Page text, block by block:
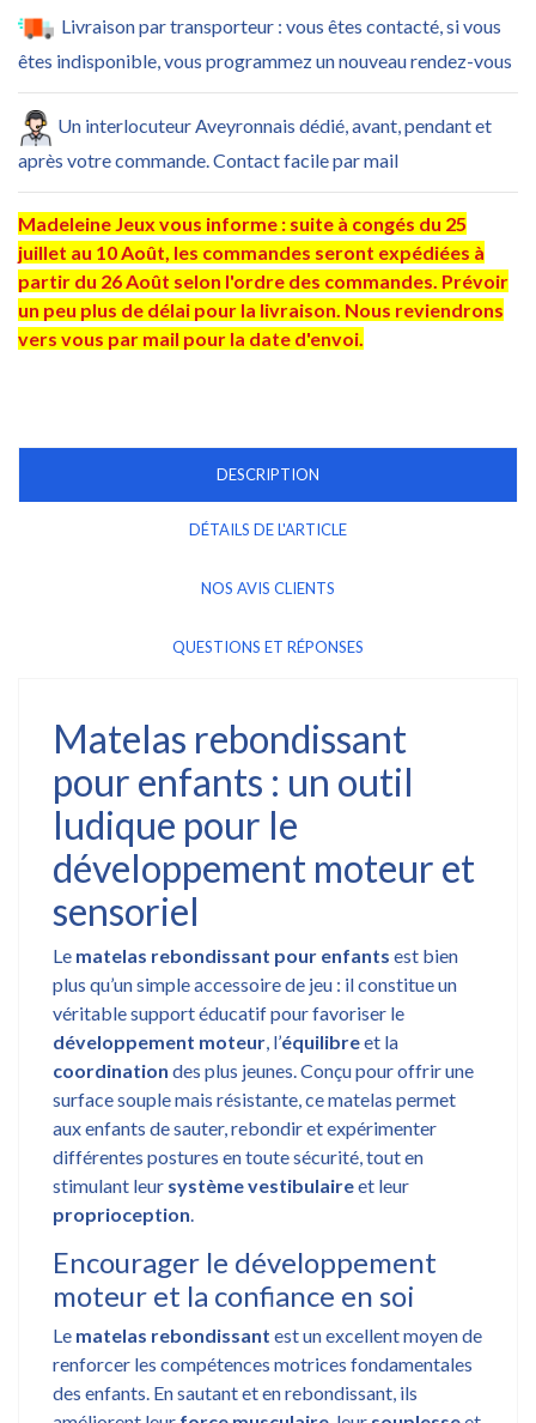
Livraison par transporteur : vous êtes contacté, si vous
êtes indisponible, vous programmez un nouveau rendez-vous
Un interlocuteur Aveyronnais dédié, avant, pendant et
après votre commande. Contact facile par mail
Madeleine Jeux vous informe : suite à congés du 25
juillet au 10 Août, les commandes seront expédiées à
partir du 26 Août selon l'ordre des commandes. Prévoir
un peu plus de délai pour la livraison. Nous reviendrons
vers vous par mail pour la date d'envoi.
DESCRIPTION
DÉTAILS DE L'ARTICLE
NOS AVIS CLIENTS
QUESTIONS ET RÉPONSES
Matelas rebondissant
pour enfants : un outil
ludique pour le
développement moteur et
sensoriel
Le matelas rebondissant pour enfants est bien
plus qu’un simple accessoire de jeu : il constitue un
véritable support éducatif pour favoriser le
développement moteur, l’équilibreet la
coordination des plus jeunes. Conçu pour offrir une
surface souple mais résistante, ce matelas permet
aux enfants de sauter, rebondir et expérimenter
différentes postures en toute sécurité, tout en
stimulant leur système vestibulaireet leur
proprioception.
Encourager le développement
moteur et la confiance en soi
Le matelas rebondissant est un excellent moyen de
renforcer les compétences motrices fondamentales
des enfants. En sautant et en rebondissant, ils